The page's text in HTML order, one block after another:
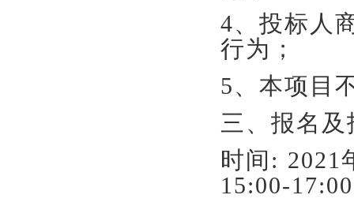
4、投标人
行为；
5、本项目
三、报名
时间: 2021
15:00-